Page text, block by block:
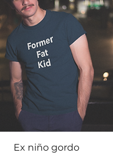
Vista rápida
Ex niño gordo